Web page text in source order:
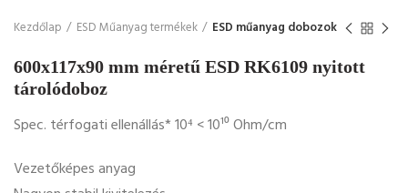
Kezdőlap ESD Műanyag termékek ESD műanyag dobozok
600x117x90 mm méretű ESD RK6109 nyitott
tárolódoboz
Spec. térfogati ellenállás* 10⁴ < 10¹⁰ Ohm/cm
Vezetőképes anyag